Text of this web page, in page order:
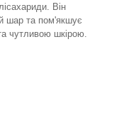
Він
шар та пом'якшує
чутливою шкірою.